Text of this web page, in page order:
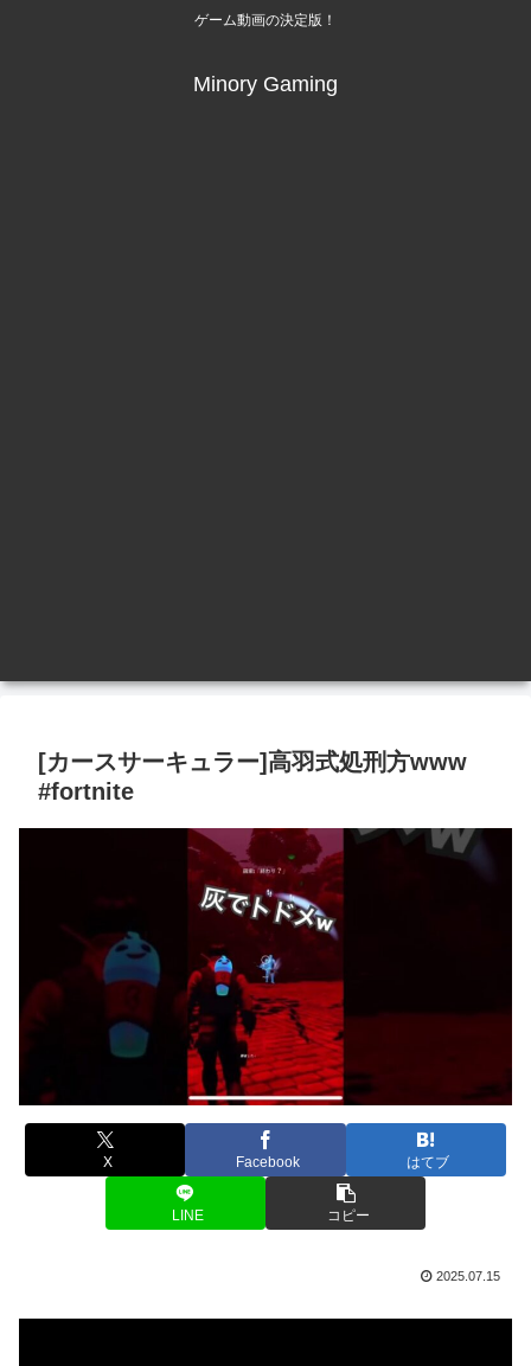
ゲーム動画の決定版！
Minory Gaming
[カースサーキュラー]高羽式処刑方www
#fortnite
X Facebook はてブ
LINE コピー
2025.07.15